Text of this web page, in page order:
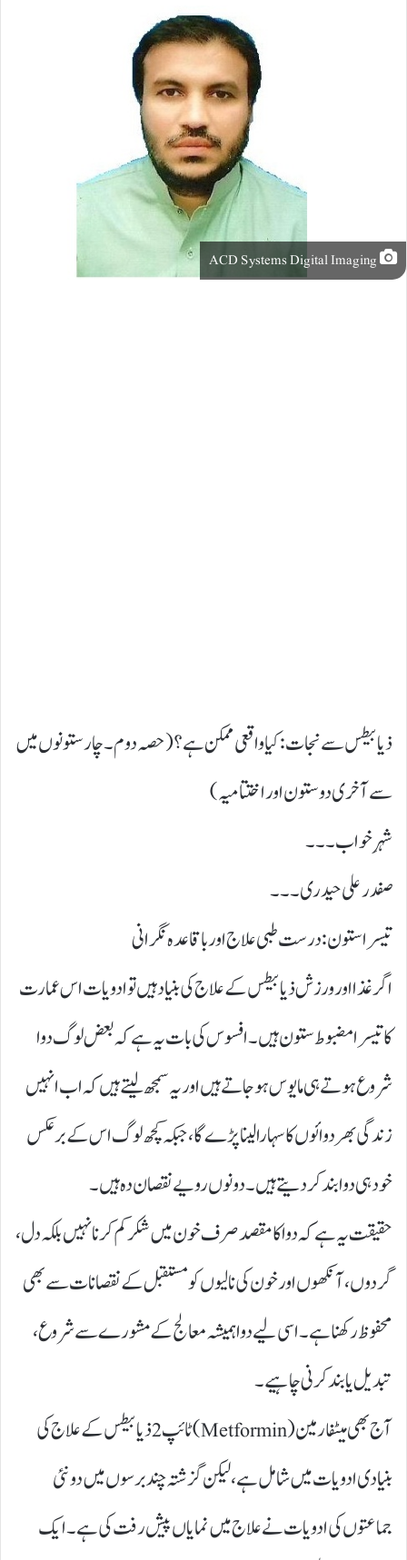
ذیابیطس سے نجات: کیا واقعی ممکن ہے؟ ( حصہ دوم ۔ چار ستونوں میں
سے آخری دو ستون اور اختتامیہ)
شہرِ خواب ۔۔۔
صفدر علی حیدری۔۔۔
تیسرا ستون: درست طبی علاج اور باقاعدہ نگرانی
اگر غذا اور ورزش ذیابیطس کے علاج کی بنیاد ہیں تو ادویات اس عمارت
کا تیسرا مضبوط ستون ہیں۔ افسوس کی بات یہ ہے کہ بعض لوگ دوا
شروع ہوتے ہی مایوس ہو جاتے ہیں اور یہ سمجھ لیتے ہیں کہ اب انہیں
زندگی بھر دوائوں کا سہارا لینا پڑے گا، جبکہ کچھ لوگ اس کے برعکس
خود ہی دوا بند کر دیتے ہیں۔ دونوں رویے نقصان دہ ہیں۔
حقیقت یہ ہے کہ دوا کا مقصد صرف خون میں شکر کم کرنا نہیں بلکہ دل،
گردوں، آنکھوں اور خون کی نالیوں کو مستقبل کے نقصانات سے بھی
محفوظ رکھنا ہے۔ اسی لیے دوا ہمیشہ معالج کے مشورے سے شروع،
تبدیل یا بند کرنی چاہیے۔
آج بھی میٹفارمین (Metformin)ٹائپ 2ذیابیطس کے علاج کی
بنیادی ادویات میں شامل ہے، لیکن گزشتہ چند برسوں میں دو نئی
جماعتوں کی ادویات نے علاج میں نمایاں پیش رفت کی ہے۔ ایک